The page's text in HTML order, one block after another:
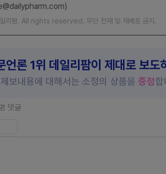
팜. All rights reserved. 무단 전재 및 재배포 금지.
언론 1위 데일리팜이 제대로 보도
보내용에 대해서는 소정의 상품을 증정합
댓글